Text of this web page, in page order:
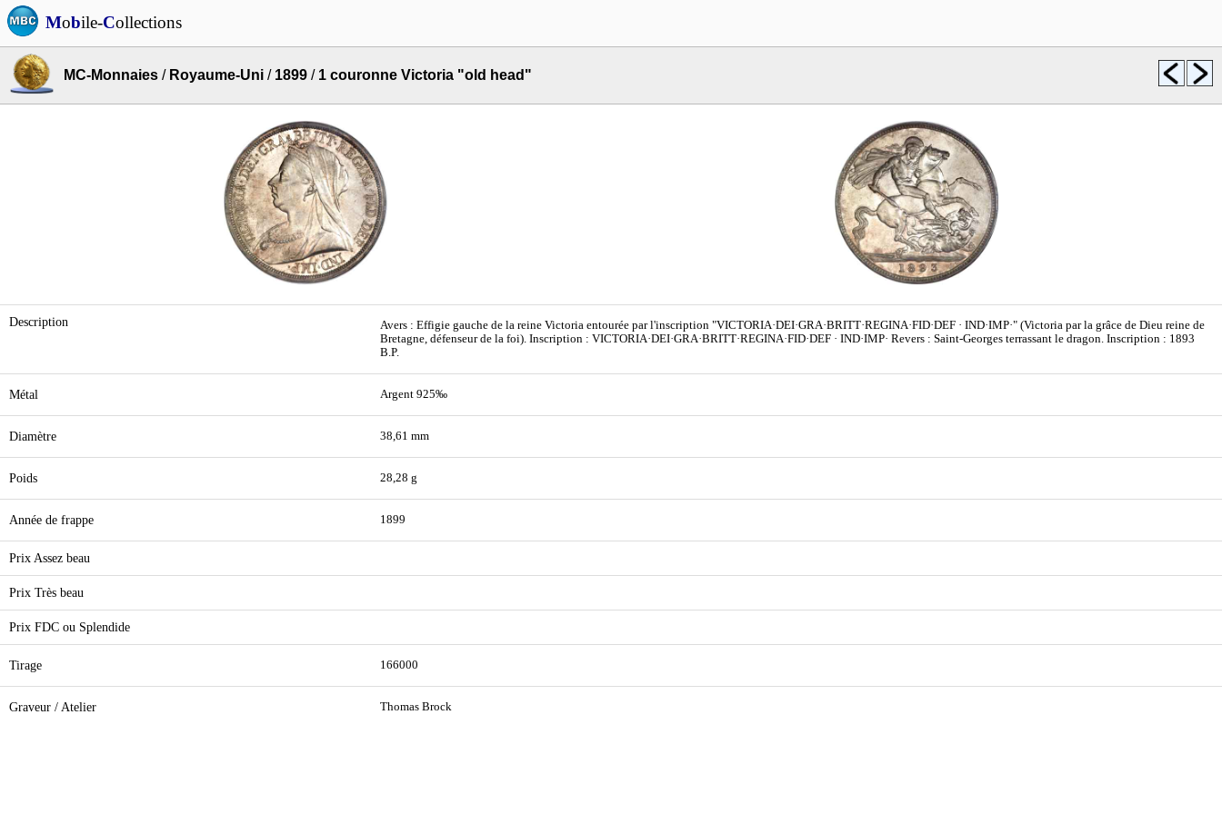
Mobile-Collections
MC-Monnaies / Royaume-Uni / 1899 / 1 couronne Victoria "old head"
Description
Avers : Effigie gauche de la reine Victoria entourée par l'inscription "VICTORIA·DEI·GRA·BRITT·REGINA·FID·DEF · IND·IMP·" (Victoria par la grâce de Dieu reine de
Bretagne, défenseur de la foi). Inscription : VICTORIA·DEI·GRA·BRITT·REGINA·FID·DEF · IND·IMP· Revers : Saint-Georges terrassant le dragon. Inscription : 1893
B.P.
Métal Argent 925‰
Diamètre 38,61 mm
Poids 28,28 g
Année de frappe 1899
Prix Assez beau
Prix Très beau
Prix FDC ou Splendide
Tirage 166000
Graveur / Atelier Thomas Brock